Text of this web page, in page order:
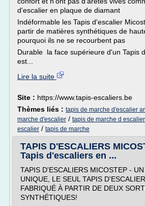
d'escalier en plaque de diamant
Indéformable les Tapis d'escalier
partir de matières synthétiques de
pourquoi ils ne se recourbent pas
Durable la face supérieure d'un Tapis
est...
Lire la suite
Site : https://www.tapis-escaliers.be
Thèmes liés : tapis de marche d'escalier
marche d'escalier / tapis de marche d escalier
escalier / tapis de marche
TAPIS D'ESCALIERS
Tapis d'escaliers en ...
TAPIS D'ESCALIERS MICOSTEP -
UNIQUE, LE SEUL TAPIS
FABRIQUÉ À PARTIR DE DEUX
SYNTHÉTIQUES!